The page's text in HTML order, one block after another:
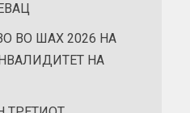
ВО ШАХ 2026 НА
НА